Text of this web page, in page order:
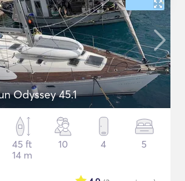
Odyssey 45.1
45 ft
14 m
10 4 5